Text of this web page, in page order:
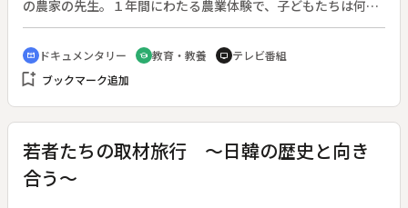
の農家の先生。１年間にわたる農業体験で、子どもたちは何を
学んだのか。◆春から月２回、土曜日に授業が行われる。田植
えから草取り、野菜の種まき、手入れ、そして収穫。子どもた
ちはどろんこになって農作業を行った。
cinematic_blur ドキュメンタリー school 教育・教養 tv テレビ番組
bookmark_add ブックマーク追加
若者たちの取材旅行 ～日韓の歴史と向き
合う～